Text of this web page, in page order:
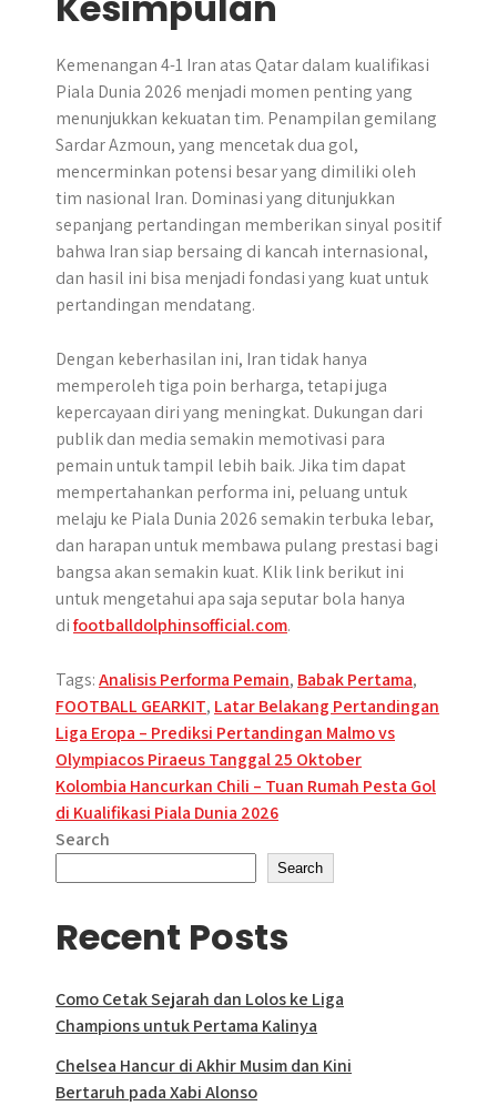
Kemenangan 4-1 Iran atas Qatar dalam kualifikasi
Piala Dunia 2026 menjadi momen penting yang
menunjukkan kekuatan tim. Penampilan gemilang
Sardar Azmoun, yang mencetak dua gol,
mencerminkan potensi besar yang dimiliki oleh
tim nasional Iran. Dominasi yang ditunjukkan
sepanjang pertandingan memberikan sinyal positif
bahwa Iran siap bersaing di kancah internasional,
dan hasil ini bisa menjadi fondasi yang kuat untuk
pertandingan mendatang.
Dengan keberhasilan ini, Iran tidak hanya
memperoleh tiga poin berharga, tetapi juga
kepercayaan diri yang meningkat. Dukungan dari
publik dan media semakin memotivasi para
pemain untuk tampil lebih baik. Jika tim dapat
mempertahankan performa ini, peluang untuk
melaju ke Piala Dunia 2026 semakin terbuka lebar,
dan harapan untuk membawa pulang prestasi bagi
bangsa akan semakin kuat. Klik link berikut ini
untuk mengetahui apa saja seputar bola hanya
difootballdolphinsofficial.com.
Tags:Analisis Performa Pemain, Babak Pertama,
FOOTBALL GEARKIT, Latar Belakang Pertandingan
Post
navigation
Liga Eropa – Prediksi Pertandingan Malmo vs
Olympiacos Piraeus Tanggal 25 Oktober
Kolombia Hancurkan Chili – Tuan Rumah Pesta Gol
di Kualifikasi Piala Dunia 2026
Search
Search
Recent Posts
Como Cetak Sejarah dan Lolos ke Liga
Champions untuk Pertama Kalinya
Chelsea Hancur di Akhir Musim dan Kini
Bertaruh pada Xabi Alonso